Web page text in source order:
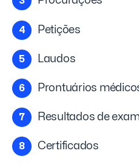
Petições
Laudos
Prontuários
Resultados de
Certificados